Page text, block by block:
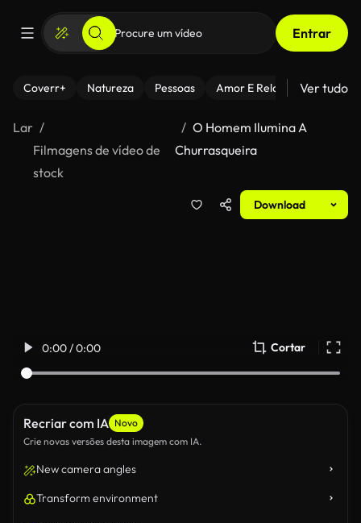
Entrar
Coverr+ Natureza Pessoas Amor E Relacionamentos
Ver tudo
Lar
Filmagens de vídeo de
stock
O Homem Ilumina A
Churrasqueira
Download
0:00 / 0:00 Cortar
Recriar com IA Novo
Crie novas versões desta imagem com IA.
New camera angles
Transform environment